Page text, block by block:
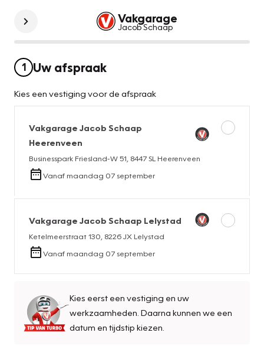
Vakgarage
Jacob Schaap
1 Uw afspraak
Kies een vestiging voor de afspraak
Vakgarage Jacob Schaap
Heerenveen
Businesspark Friesland-W 51 8447 SL Heerenveen
Vanafmaandag 07 september
Vakgarage Jacob Schaap Lelystad
Ketelmeerstraat 130 8226 JXLelystad
Vanafmaandag 07 september
Kies eerst een vestiging en uw
werkzaamheden. Daarna kunnen we een
datum en tijdstip kiezen.